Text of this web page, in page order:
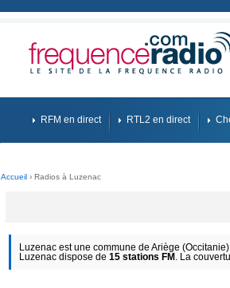
RFM en direct RTL2 en direct
Accueil › Radios à Luzenac
Luzenac est une commune de Ariège
Luzenac dispose de 15 stations FM . La